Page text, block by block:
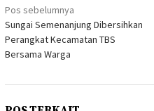
Navigasi
pos
Pos sebelumnya
Sungai Semenanjung Dibersihkan
Perangkat Kecamatan TBS
Bersama Warga